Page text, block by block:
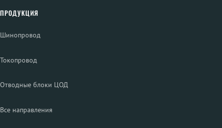
ПРОДУКЦИЯ
Шинопровод
Токопровод
Отводные блоки ЦОД
Все направления